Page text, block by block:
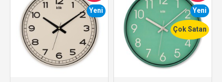
Yeni Yeni
Çok Satan